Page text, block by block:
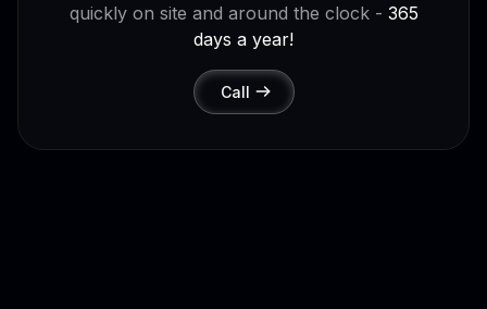
quickly on site and around the clock - 365
days a year!
Call